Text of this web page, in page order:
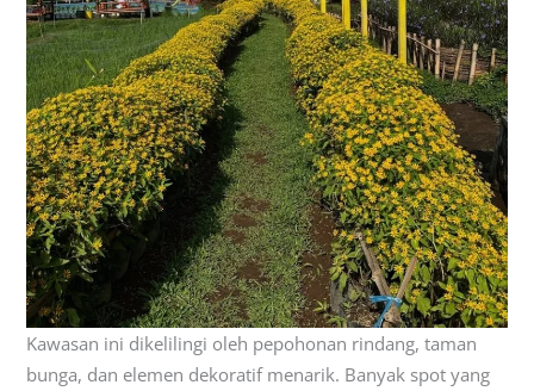
Kawasan ini dikelilingi oleh pepohonan rindang, taman
bunga, dan elemen dekoratif menarik. Banyak spot yang